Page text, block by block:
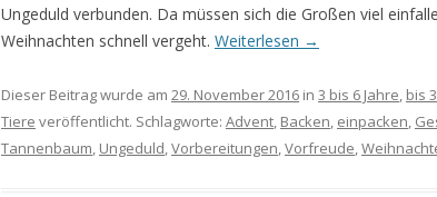
Ungeduld verbunden. Da müssen sich die Großen viel
Weihnachten schnell vergeht. Weiterlesen →
Dieser Beitrag wurde am 29. November 2016 in 3 bis 6 Jahre, bis
Tiere veröffentlicht. Schlagworte: Advent, Backen, einpacken,
Tannenbaum, Ungeduld,Vorbereitungen,Vorfreude,